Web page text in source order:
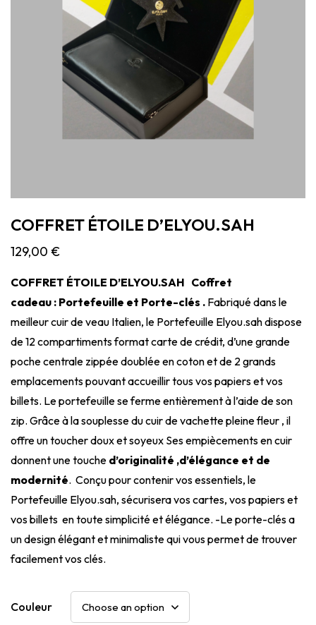
COFFRET ÉTOILE D’ELYOU.SAH
129,00 €
COFFRET ÉTOILE D’ELYOU.SAH Coffret
cadeau : Portefeuille et Porte-clés . Fabriqué dans le
meilleur cuir de veau Italien, le Portefeuille Elyou.sah dispose
de 12 compartiments format carte de crédit, d’une grande
poche centrale zippée doublée en coton et de 2 grands
emplacements pouvant accueillir tous vos papiers et vos
billets. Le portefeuille se ferme entièrement à l’aide de son
zip. Grâce à la souplesse du cuir de vachette pleine fleur , il
offre un toucher doux et soyeux Ses empiècements en cuir
donnent une touche d’originalité ,d’élégance et de
modernité. Conçu pour contenir vos essentiels, le
Portefeuille Elyou.sah, sécurisera vos cartes, vos papiers et
vos billets en toute simplicité et élégance. -Le porte-clés a
un design élégant et minimaliste qui vous permet de trouver
facilement vos clés.
Couleur